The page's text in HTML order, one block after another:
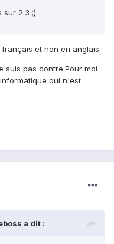
sur 2.3 ;)
et non en anglais.
suis pas contre.Pour moi
qui n'est
a dit :